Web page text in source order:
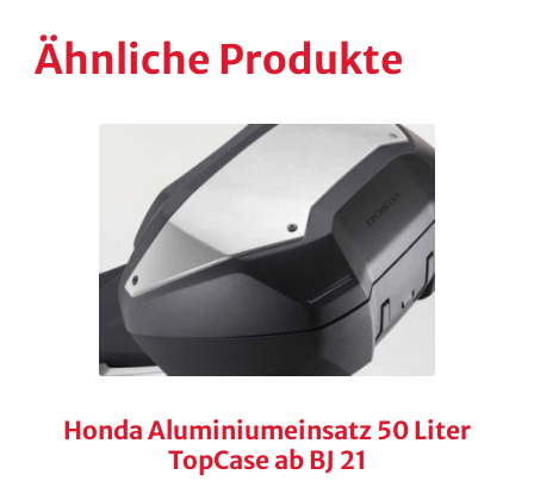
Ähnliche Produkte
Honda Aluminiumeinsatz 50 Liter
TopCase ab BJ 21